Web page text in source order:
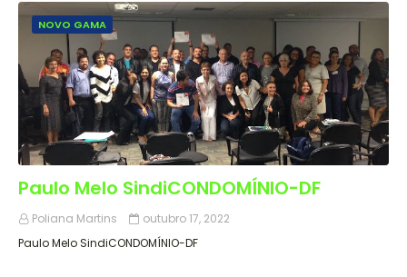
NOVO GAMA
Paulo Melo SindiCONDOMÍNIO-DF
Poliana Martins
outubro 17, 2022
Paulo Melo SindiCONDOMÍNIO-DF